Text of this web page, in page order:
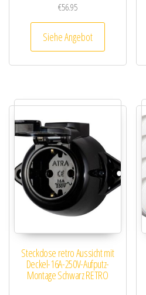
€56.95
Siehe Angebot
Steckdose retro Aussicht mit
Deckel-16A-250V-Aufputz-
Montage Schwarz RETRO